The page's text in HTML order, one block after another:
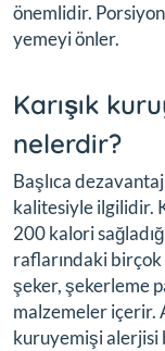
önemlidir.
yemeyi önler.
Karışık
nelerdir?
Başlıca
kalitesiyle ilgilidir.
200 kalori
raflarındaki
şeker, şekerleme
malzemeler içerir.
kuruyemişi alerjisi